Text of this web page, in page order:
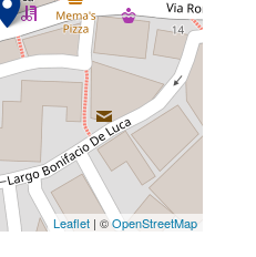
Leaflet | ©OpenStreetMap